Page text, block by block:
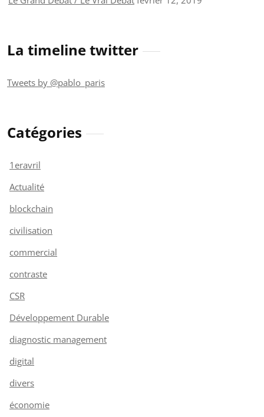
La timeline twitter
Tweets by @pablo_paris
Catégories
1eravril
Actualité
blockchain
civilisation
commercial
contraste
CSR
Développement Durable
diagnostic management
digital
divers
économie